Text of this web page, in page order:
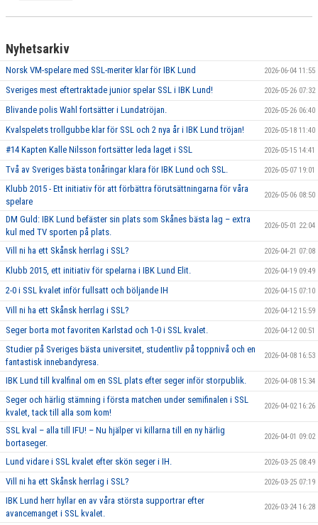
Nyhetsarkiv
Norsk VM-spelare med SSL-meriter klar för IBK Lund 2026-06-04 11:55
Sveriges mest eftertraktade junior spelar SSL i IBK Lund! 2026-05-26 07:32
Blivande polis Wahl fortsätter i Lundatröjan. 2026-05-26 06:40
Kvalspelets trollgubbe klar för SSL och 2 nya år i IBK Lund tröjan! 2026-05-18 11:40
#14 Kapten Kalle Nilsson fortsätter leda laget i SSL 2026-05-15 14:41
Två av Sveriges bästa tonåringar klara för IBK Lund och SSL. 2026-05-07 19:01
Klubb 2015 - Ett initiativ för att förbättra förutsättningarna för våra
spelare
2026-05-06 08:50
DM Guld: IBK Lund befäster sin plats som Skånes bästa lag – extra
kul med TV sporten på plats.
2026-05-01 22:04
Vill ni ha ett Skånsk herrlag i SSL? 2026-04-21 07:08
Klubb 2015, ett initiativ för spelarna i IBK Lund Elit. 2026-04-19 09:49
2-0 i SSL kvalet inför fullsatt och böljande IH 2026-04-15 07:10
Vill ni ha ett Skånsk herrlag i SSL? 2026-04-12 15:59
Seger borta mot favoriten Karlstad och 1-0 i SSL kvalet. 2026-04-12 00:51
Studier på Sveriges bästa universitet, studentliv på toppnivå och en
fantastisk innebandyresa.
2026-04-08 16:53
IBK Lund till kvalfinal om en SSL plats efter seger inför storpublik. 2026-04-08 15:34
Seger och härlig stämning i första matchen under semifinalen i SSL
kvalet, tack till alla som kom!
2026-04-02 16:26
SSL kval – alla till IFU! – Nu hjälper vi killarna till en ny härlig
bortaseger.
2026-04-01 09:02
Lund vidare i SSL kvalet efter skön seger i IH. 2026-03-25 08:49
Vill ni ha ett Skånsk herrlag i SSL? 2026-03-25 07:19
IBK Lund herr hyllar en av våra största supportrar efter
avancemanget i SSL kvalet.
2026-03-24 16:28